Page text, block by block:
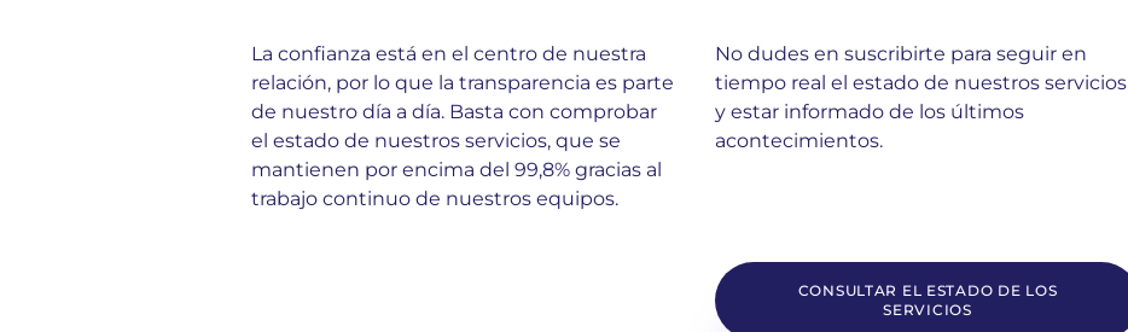
La confianza está en el centro de nuestra
relación, por lo que la transparencia es parte
de nuestro día a día. Basta con comprobar
el estado de nuestros servicios, que se
mantienen por encima del 99,8% gracias al
trabajo continuo de nuestros equipos.
No dudes en suscribirte para seguir en
tiempo real el estado de nuestros servicios
y estar informado de los últimos
acontecimientos.
CONSULTAR EL ESTADO DE LOS
SERVICIOS